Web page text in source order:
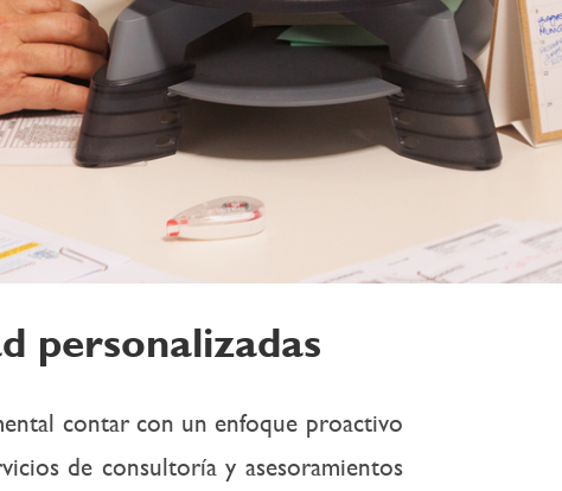
personalizadas
contar con un enfoque proactivo
de consultoría y asesoramientos